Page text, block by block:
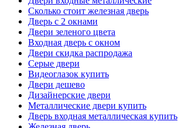
Сколько стоит железная дверь
Дверь с 2 окнами
Двери зеленого цвета
Входная дверь с окном
Двери скидка распродажа
Серые двери
Видеоглазок купить
Двери дешево
Дизайнерские двери
Металлические двери купить
Дверь входная металлическая купить